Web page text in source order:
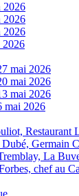
2026
2026
2026
2026
mai 2026
mai 2026
mai 2026
mai 2026
Restaurant
Germain
La
chef au